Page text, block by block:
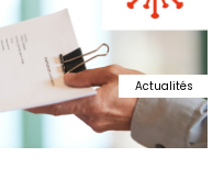
Actualités